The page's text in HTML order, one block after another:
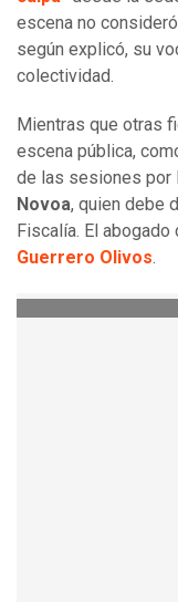
escena no
según explicó, su
colectividad.
Mientras que otras
escena pública,
de las sesiones por
Novoa, quien debe
Fiscalía. El abogado
Guerrero Olivos.